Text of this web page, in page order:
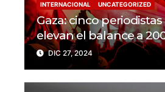
INTERNACIONAL UNCATEGORIZED
Gaza: cinco
elevan el balance a
trabajadores de la
en 2024
DIC 27, 2024